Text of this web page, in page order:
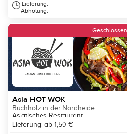
Lieferung:
Abholung:
Geschlossen
Asia HOT WOK
Buchholz in der Nordheide
Asiatisches Restaurant
Lieferung: ab 1,50 €